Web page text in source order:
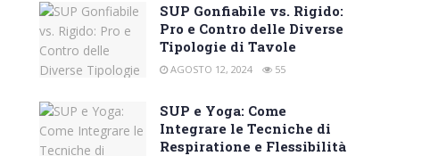
SUP Gonfiabile vs. Rigido:
Pro e Contro delle Diverse
Tipologie di Tavole
AGOSTO 12, 2024 55
SUP e Yoga: Come
Integrare le Tecniche di
Respiratione e Flessibilità